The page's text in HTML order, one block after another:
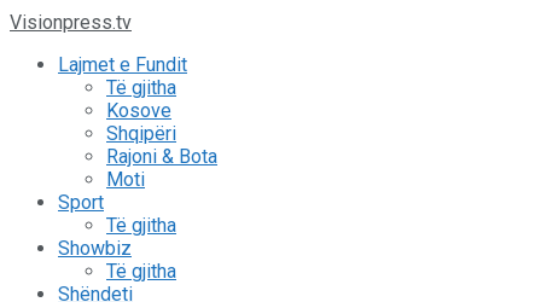
Visionpress.tv
Lajmet e Fundit
Të gjitha
Kosove
Shqipëri
Rajoni & Bota
Moti
Sport
Të gjitha
Showbiz
Të gjitha
Shëndeti